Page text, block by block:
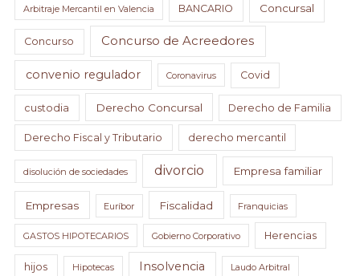
Arbitraje Mercantil en Valencia BANCARIO Concursal
Concurso Concurso de Acreedores
convenio regulador Coronavirus Covid
custodia Derecho Concursal Derecho de Familia
Derecho Fiscal y Tributario derecho mercantil
disolución de sociedades divorcio Empresa familiar
Empresas Euríbor Fiscalidad Franquicias
GASTOS HIPOTECARIOS Gobierno Corporativo Herencias
hijos Hipotecas Insolvencia Laudo Arbitral